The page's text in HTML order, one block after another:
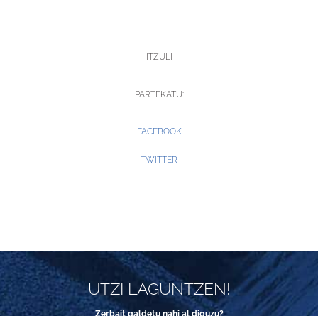
ITZULI
PARTEKATU:
FACEBOOK
TWITTER
UTZI LAGUNTZEN!
Zerbait galdetu nahi al diguzu?